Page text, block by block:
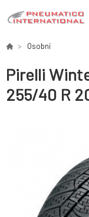
Osobní
Pirelli
255/40 R